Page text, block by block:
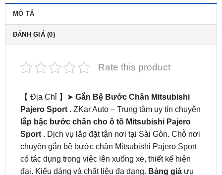
ĐÁNH GIÁ (0)
【 Địa Chỉ 】➤
Gắn Bệ Bước Chân Mitsubishi
lắp bậc bước chân cho ô tô Mitsubishi Pajero
Sport. Dịch vụ lắp đặt tận nơi tại Sài Gòn. Chỗ nơi
chuyên gắn bệ bước chân Mitsubishi Pajero Sport
có tác dụng trong việc lên xuống xe, thiết kế hiện
đại. Kiểu dáng và chất liệu đa dạng.Bảng giáưu
đãi mới nhất .⭐_⭐_⭐ Gắn lắp gần đâytận nơi.
Chính hãng – Chuyên Nghiệp – Uy Tín.